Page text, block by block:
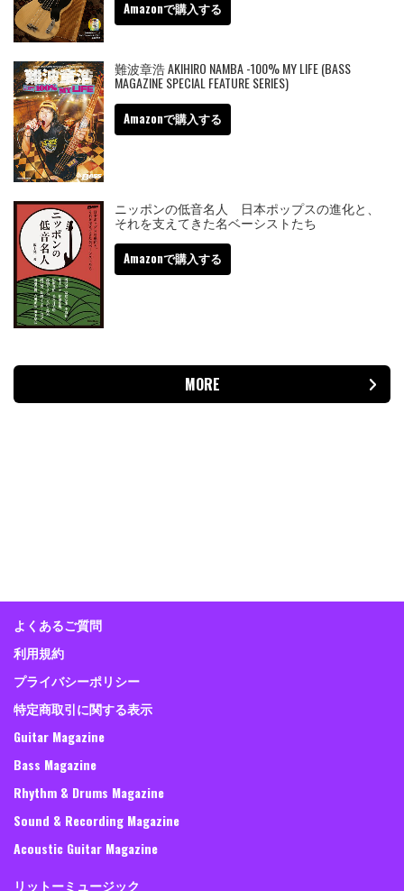
Amazonで購入する
難波章浩 AKIHIRO NAMBA -100% MY LIFE (BASS
MAGAZINE SPECIAL FEATURE SERIES)
Amazonで購入する
ニッポンの低音名人 日本ポップスの進化と、
それを支えてきた名ベーシストたち
Amazonで購入する
MORE
よくあるご質問
利用規約
プライバシーポリシー
特定商取引に関する表示
Guitar Magazine
Bass Magazine
Rhythm & Drums Magazine
Sound & Recording Magazine
Acoustic Guitar Magazine
リットーミュージック